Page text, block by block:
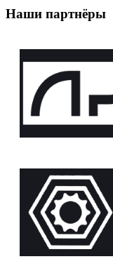
Наши партнёры